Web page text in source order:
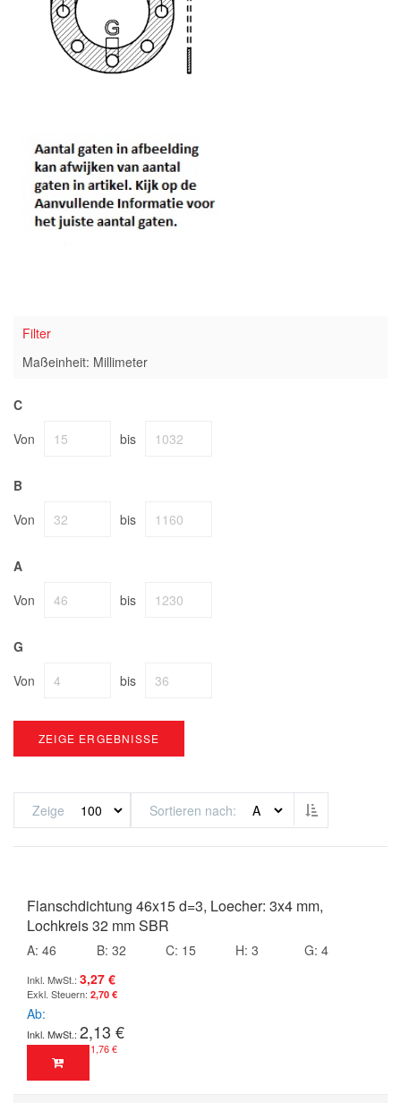
Filter
Maßeinheit: Millimeter
C
Von
bis
B
Von
bis
A
Von
bis
G
Von
bis
ZEIGE ERGEBNISSE
Zeige Sortieren nach Absteigend
Flanschdichtung 46x15 d=3, Loecher: 3x4 mm,
Lochkreis 32 mm SBR
A: 46 B: 32 C: 15 H: 3
G: 4
3,27 €
2,70 €
Ab
2,13 €
1,76 €